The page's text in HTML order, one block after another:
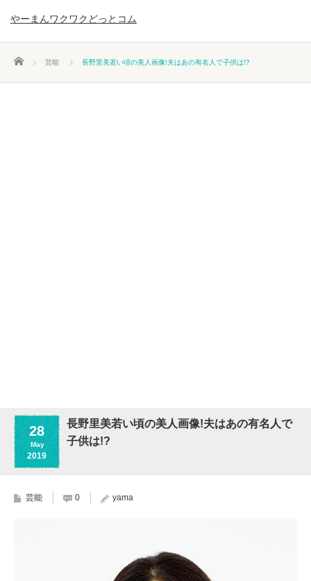
やーまんワクワクどっとコム
ホーム 芸能 長野里美若い頃の美人画像!夫はあの有名人で子供は!?
28
May
2019
長野里美若い頃の美人画像!夫はあの有名人で
子供は!?
芸能 0 yama